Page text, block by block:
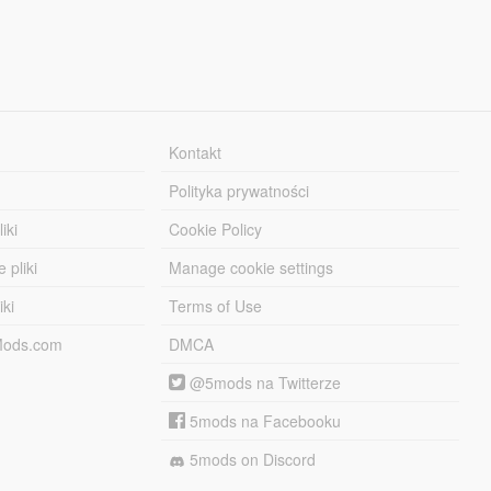
pliki
Kontakt
Polityka prywatności
Cookie Policy
Manage cookie settings
Terms of Use
DMCA
@5mods na Twitterze
5mods na Facebooku
5mods on Discord